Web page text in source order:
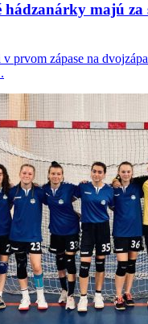
majú za
prvom zápase na